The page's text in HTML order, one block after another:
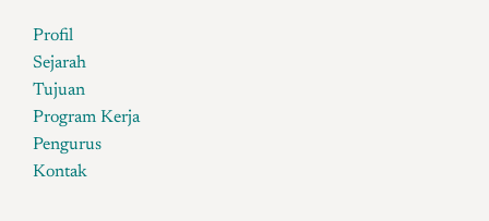
Profil
Sejarah
Tujuan
Program Kerja
Pengurus
Kontak